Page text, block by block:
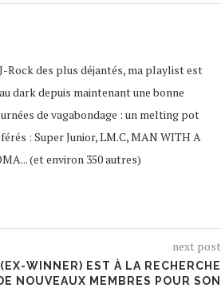
Rock des plus déjantés, ma playlist est
dark depuis maintenant une bonne
de vagabondage : un melting pot
: Super Junior, LM.C, MAN WITH A
(et environ 350 autres)
next post
WINNER) EST À LA RECHERCHE
NOUVEAUX MEMBRES POUR SON